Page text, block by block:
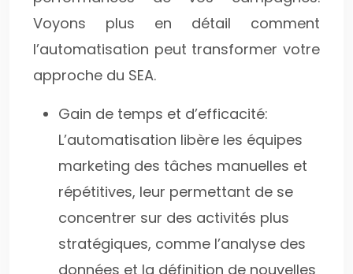
Voyons plus en détail comment
l’automatisation peut transformer votre
approche du SEA.
Gain de temps et d’efficacité:
L’automatisation libère les équipes
marketing des tâches manuelles et
répétitives, leur permettant de se
concentrer sur des activités plus
stratégiques, comme l’analyse des
données et la définition de nouvelles